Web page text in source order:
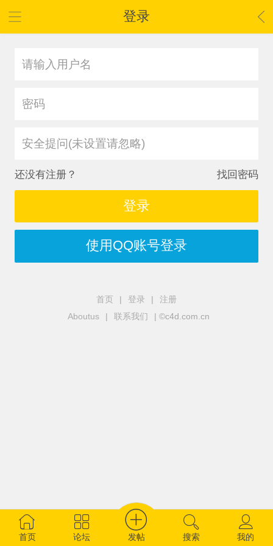
登录
安全提问(未设置请忽略)
还没有注册？ 找回密码
登录
使用QQ账号登录
首页 | 登录 |
注册
Aboutus
| 联系我们 | ©c4d.com.cn
首页 论坛 发帖 搜索 我的